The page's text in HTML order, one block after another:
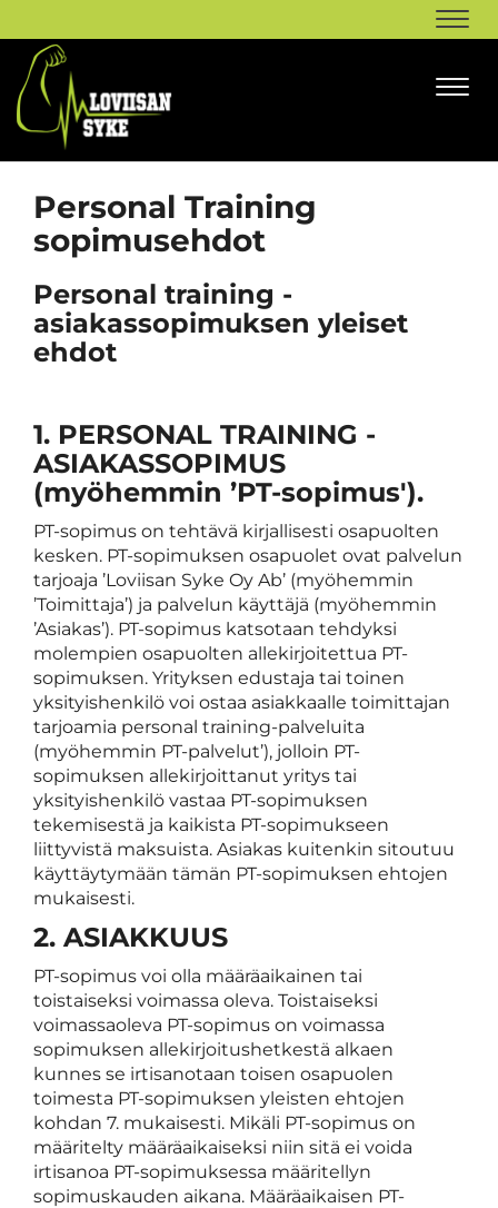
Personal Training
sopimusehdot
Personal training -
asiakassopimuksen yleiset
ehdot
1. PERSONAL TRAINING -
ASIAKASSOPIMUS
(myöhemmin ’PT-sopimus').
PT-sopimus on tehtävä kirjallisesti osapuolten
kesken. PT-sopimuksen osapuolet ovat palvelun
tarjoaja ’Loviisan Syke Oy Ab’ (myöhemmin
’Toimittaja’) ja palvelun käyttäjä (myöhemmin
’Asiakas’). PT-sopimus katsotaan tehdyksi
molempien osapuolten allekirjoitettua PT-
sopimuksen. Yrityksen edustaja tai toinen
yksityishenkilö voi ostaa asiakkaalle toimittajan
tarjoamia personal training-palveluita
(myöhemmin PT-palvelut’), jolloin PT-
sopimuksen allekirjoittanut yritys tai
yksityishenkilö vastaa PT-sopimuksen
tekemisestä ja kaikista PT-sopimukseen
liittyvistä maksuista. Asiakas kuitenkin sitoutuu
käyttäytymään tämän PT-sopimuksen ehtojen
mukaisesti.
2. ASIAKKUUS
PT-sopimus voi olla määräaikainen tai
toistaiseksi voimassa oleva. Toistaiseksi
voimassaoleva PT-sopimus on voimassa
sopimuksen allekirjoitushetkestä alkaen
kunnes se irtisanotaan toisen osapuolen
toimesta PT-sopimuksen yleisten ehtojen
kohdan 7. mukaisesti. Mikäli PT-sopimus on
määritelty määräaikaiseksi niin sitä ei voida
irtisanoa PT-sopimuksessa määritellyn
sopimuskauden aikana. Määräaikaisen PT-